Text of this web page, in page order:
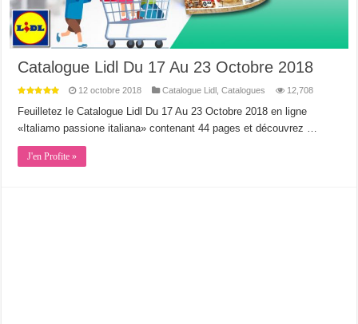
Catalogue Lidl Du 17 Au 23 Octobre 2018
12 octobre 2018 Catalogue Lidl ,Catalogues 12,708
Feuilletez le Catalogue Lidl Du 17 Au 23 Octobre 2018 en ligne
«Italiamo passione italiana» contenant 44 pages et découvrez …
J'en Profite »